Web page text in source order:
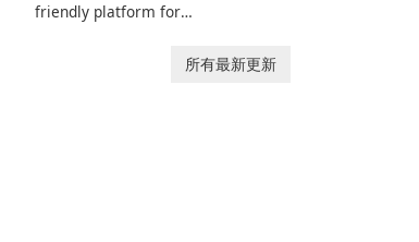
friendly platform for
bring their imagination
game is where it all
所有最新更新